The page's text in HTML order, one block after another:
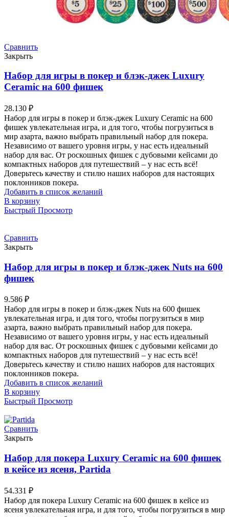
Сравнить
Закрыть
Набор для игры в покер и блэк-джек Luxury
Ceramic на 600 фишек
28.130 ₽
Набор для игры в покер и блэк-джек Luxury Ceramic на 600
фишек увлекательная игра, и для того, чтобы погрузиться в
мир азарта, важно выбрать правильный набор для покера.
Независимо от вашего уровня игры, у нас есть идеальный
набор для вас. От роскошных фишек с дубовыми кейсами до
компактных наборов для путешествий – у нас есть всё!
Доверьтесь качеству и стилю наших наборов для настоящих
поклонников покера.
Добавить в список желаний
В корзину
Быстрый Просмотр
Сравнить
Закрыть
Набор для игры в покер и блэк-джек Nuts на 600
фишек
9.586 ₽
Набор для игры в покер и блэк-джек Nuts на 600 фишек
увлекательная игра, и для того, чтобы погрузиться в мир
азарта, важно выбрать правильный набор для покера.
Независимо от вашего уровня игры, у нас есть идеальный
набор для вас. От роскошных фишек с дубовыми кейсами до
компактных наборов для путешествий – у нас есть всё!
Доверьтесь качеству и стилю наших наборов для настоящих
поклонников покера.
Добавить в список желаний
В корзину
Быстрый Просмотр
Сравнить
Закрыть
Набор для покера Luxury Ceramic на 600 фишек
в кейсе из ясеня, Partida
54.331 ₽
Набор для покера Luxury Ceramic на 600 фишек в кейсе из
ясеня увлекательная игра, и для того, чтобы погрузиться в мир